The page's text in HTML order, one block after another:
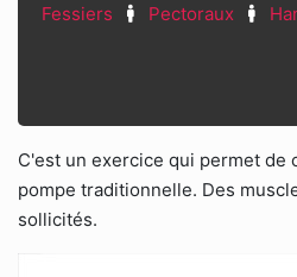
Fessiers
Pectoraux
C'est un exercice qui permet de
pompe traditionnelle. Des
sollicités.